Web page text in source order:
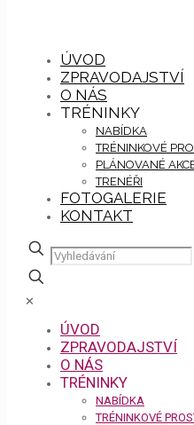
ÚVOD
ZPRAVODAJSTVÍ
O NÁS
TRÉNINKY
NABÍDKA
TRÉNINKOVÉ
PLÁNOVANÉ
TRENÉŘI
FOTOGALERIE
KONTAKT
✕
ÚVOD
ZPRAVODAJSTVÍ
O NÁS
TRÉNINKY
NABÍDKA
TRÉNINKOVÉ